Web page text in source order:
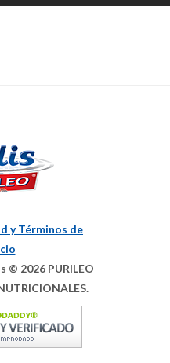
y Términos de
© 2026 PURILEO